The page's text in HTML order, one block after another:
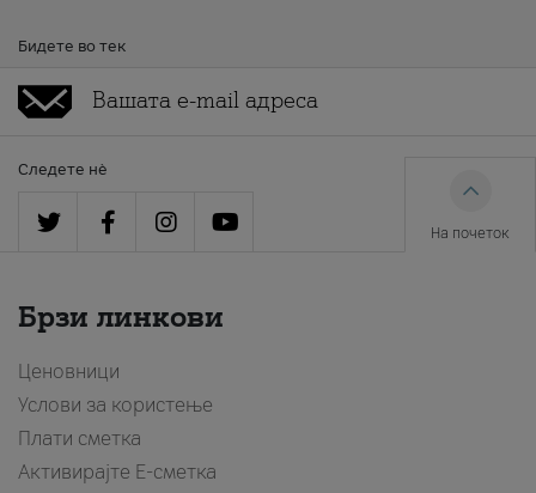
Бидете во тек
Следете нè
На почеток
Брзи линкови
Ценовници
Услови за користење
Плати сметка
Активирајте Е-сметка